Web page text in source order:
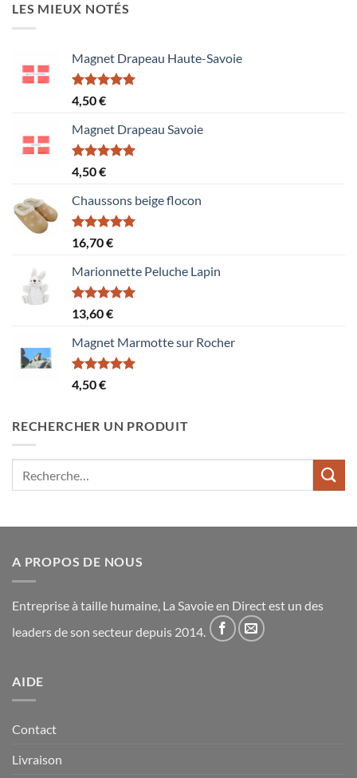
LES MIEUX NOTÉS
Magnet Drapeau Haute-Savoie
Note5.00
sur 5
4,50€
Magnet Drapeau Savoie
Note5.00
sur 5
4,50€
Chaussons beige flocon
Note5.00
sur 5
16,70€
Marionnette Peluche Lapin
Note5.00
sur 5
13,60€
Magnet Marmotte sur Rocher
Note5.00
sur 5
4,50€
RECHERCHER UN PRODUIT
A PROPOS DE NOUS
Entreprise à taille humaine, La Savoie en Direct est un des
leaders de son secteur depuis 2014.
AIDE
Contact
Livraison